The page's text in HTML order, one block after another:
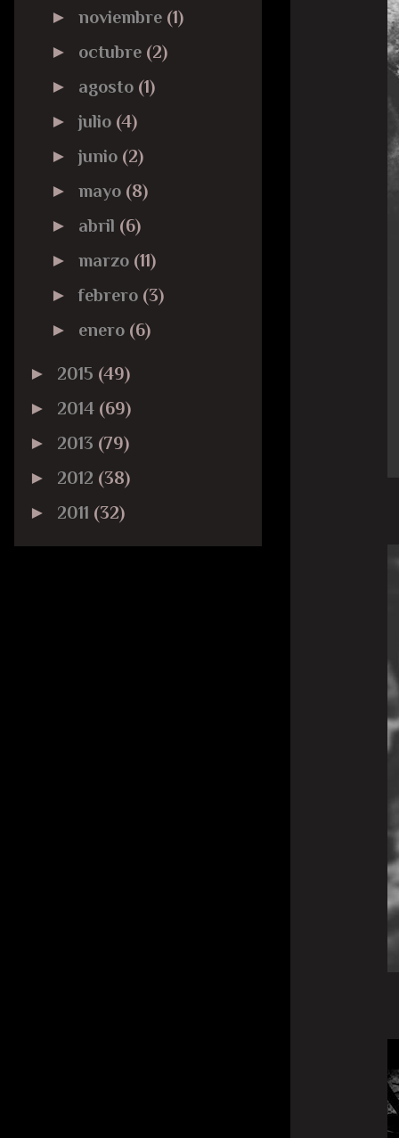
► noviembre (1)
► octubre (2)
► agosto (1)
►julio (4)
►junio (2)
► mayo (8)
► abril (6)
► marzo (11)
► febrero (3)
► enero (6)
► 2015 (49)
► 2014 (69)
► 2013 (79)
► 2012 (38)
► 2011 (32)